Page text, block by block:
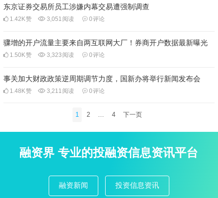
东京证券交易所员工涉嫌内幕交易遭强制调查
1.42K赞 3,051 阅读 0评论
骤增的开户流量主要来自两互联网大厂！券商开户数据最新曝光
1.50K赞 3,323 阅读 0评论
事关加大财政政策逆周期调节力度，国新办将举行新闻发布会
1.48K赞 3,211 阅读 0评论
分
1 2 … 4 下一页
融资界 专业的投融资信息资讯平台
融资新闻 投资信息资讯